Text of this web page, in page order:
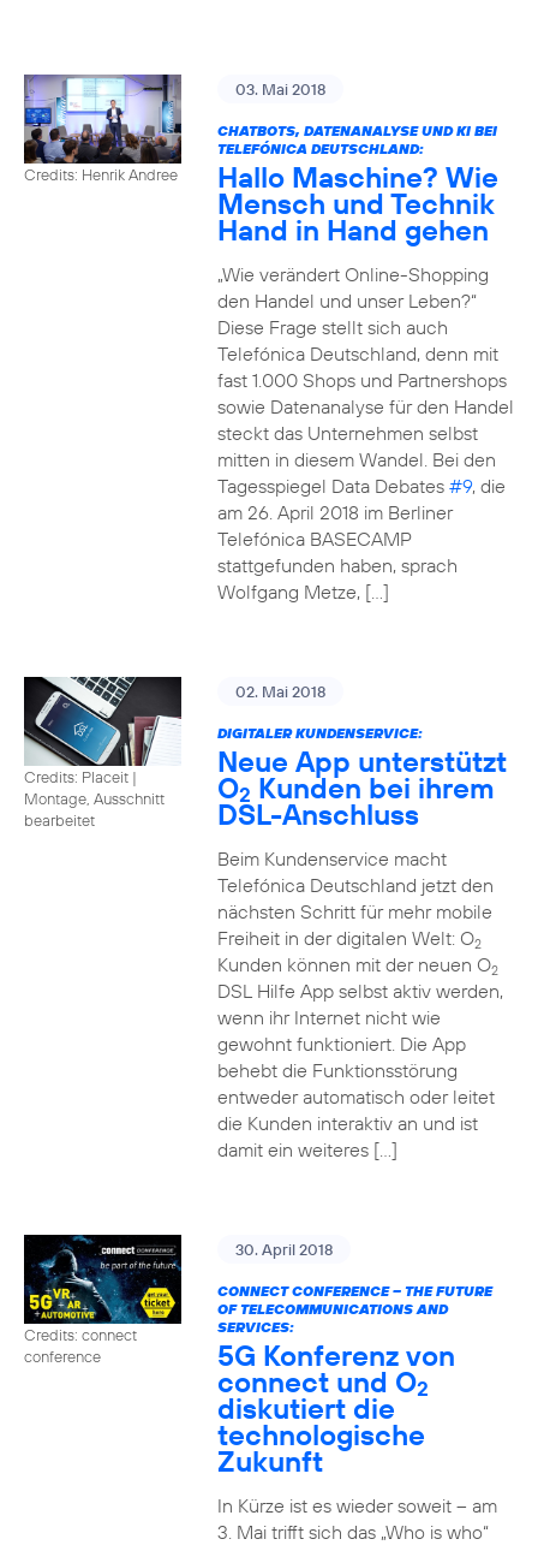
Credits: Henrik Andree
03. Mai 2018
CHATBOTS, DATENANALYSE UND KI BEI
TELEFÓNICA DEUTSCHLAND:
Hallo Maschine? Wie
Mensch und Technik
Hand in Hand gehen
„Wie verändert Online-Shopping
den Handel und unser Leben?“
Diese Frage stellt sich auch
Telefónica Deutschland, denn mit
fast 1.000 Shops und Partnershops
sowie Datenanalyse für den Handel
steckt das Unternehmen selbst
mitten in diesem Wandel. Bei den
Tagesspiegel Data Debates #9, die
am 26. April 2018 im Berliner
Telefónica BASECAMP
stattgefunden haben, sprach
Wolfgang Metze, […]
Credits: Placeit |
Montage, Ausschnitt
bearbeitet
02. Mai 2018
DIGITALER KUNDENSERVICE:
Neue App unterstützt
O2 Kunden bei ihrem
DSL-Anschluss
Beim Kundenservice macht
Telefónica Deutschland jetzt den
nächsten Schritt für mehr mobile
Freiheit in der digitalen Welt: O2
Kunden können mit der neuen O2
DSL Hilfe App selbst aktiv werden,
wenn ihr Internet nicht wie
gewohnt funktioniert. Die App
behebt die Funktionsstörung
entweder automatisch oder leitet
die Kunden interaktiv an und ist
damit ein weiteres […]
Credits: connect
conference
30. April 2018
CONNECT CONFERENCE – THE FUTURE
OF TELECOMMUNICATIONS AND
SERVICES:
5G Konferenz von
connect und O2
diskutiert die
technologische
Zukunft
In Kürze ist es wieder soweit – am
3. Mai trifft sich das „Who is who“